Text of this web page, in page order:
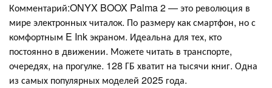
Комментарий:ONYX BOOX Palma 2 — это революция в
мире электронных читалок. По размеру как смартфон, но с
комфортным E Ink экраном. Идеальна для тех, кто
постоянно в движении. Можете читать в транспорте,
очередях, на прогулке. 128 ГБ хватит на тысячи книг. Одна
из самых популярных моделей 2025 года.